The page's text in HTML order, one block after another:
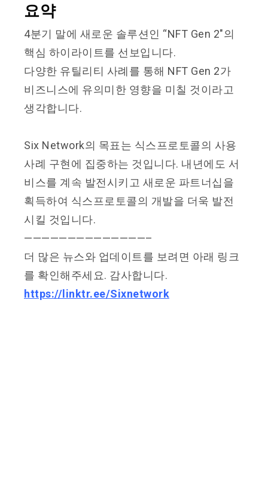
요약
4분기 말에 새로운 솔루션인 “NFT Gen 2″의
핵심 하이라이트를 선보입니다.
다양한 유틸리티 사례를 통해 NFT Gen 2가
비즈니스에 유의미한 영향을 미칠 것이라고
생각합니다.
Six Network의 목표는 식스프로토콜의 사용
사례 구현에 집중하는 것입니다. 내년에도 서
비스를 계속 발전시키고 새로운 파트너십을
획득하여 식스프로토콜의 개발을 더욱 발전
시킬 것입니다.
——————————————–
더 많은 뉴스와 업데이트를 보려면 아래 링크
를 확인해주세요. 감사합니다.
https://linktr.ee/Sixnetwork